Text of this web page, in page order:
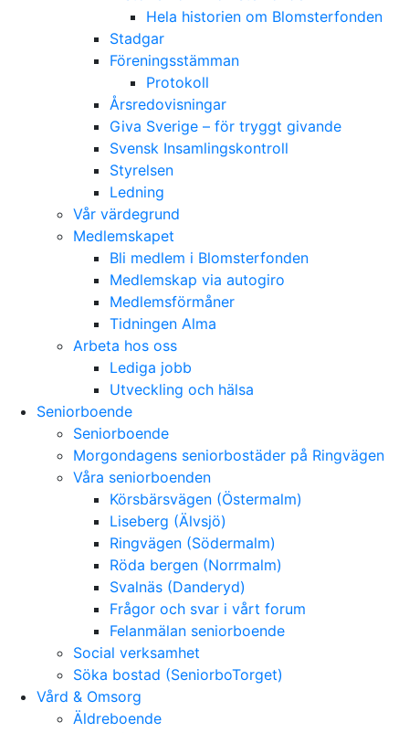
Hela historien om Blomsterfonden
Stadgar
Föreningsstämman
Protokoll
Årsredovisningar
Giva Sverige – för tryggt givande
Svensk Insamlingskontroll
Styrelsen
Ledning
Vår värdegrund
Medlemskapet
Bli medlem i Blomsterfonden
Medlemskap via autogiro
Medlemsförmåner
Tidningen Alma
Arbeta hos oss
Lediga jobb
Utveckling och hälsa
Seniorboende
Seniorboende
Morgondagens seniorbostäder på Ringvägen
Våra seniorboenden
Körsbärsvägen (Östermalm)
Liseberg (Älvsjö)
Ringvägen (Södermalm)
Röda bergen (Norrmalm)
Svalnäs (Danderyd)
Frågor och svar i vårt forum
Felanmälan seniorboende
Social verksamhet
Söka bostad (SeniorboTorget)
Vård & Omsorg
Äldreboende